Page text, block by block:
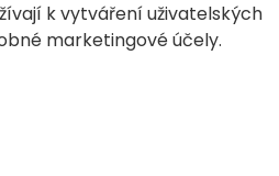
k vytváření uživatelských
marketingové účely.